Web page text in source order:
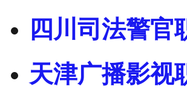
四川司法警官
天津广播影视